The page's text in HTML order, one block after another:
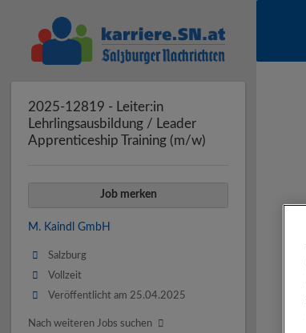
2025-12819 - Leiter:in
Lehrlingsausbildung / Leader
Apprenticeship Training (m/w)
Job merken
M. Kaindl GmbH
Salzburg
Vollzeit
Veröffentlicht am 25.04.2025
Nach weiteren Jobs suchen